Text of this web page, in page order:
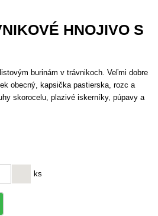
HNOJIVO S
burinám v trávnikoch. Veľmi dobre
obecný, kapsička pastierska, rozc a
skorocelu, plazivé iskerníky, púpavy a
ks